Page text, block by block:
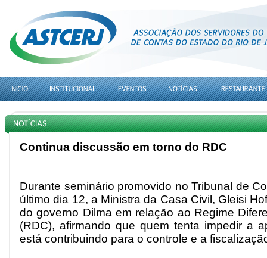
Continua discussão em torno do RDC
Durante seminário promovido no Tribunal de
último dia 12, a Ministra da Casa Civil, Gleisi
do governo Dilma em relação ao Regime
(RDC), afirmando que quem tenta impedir a
está contribuindo para o controle e a